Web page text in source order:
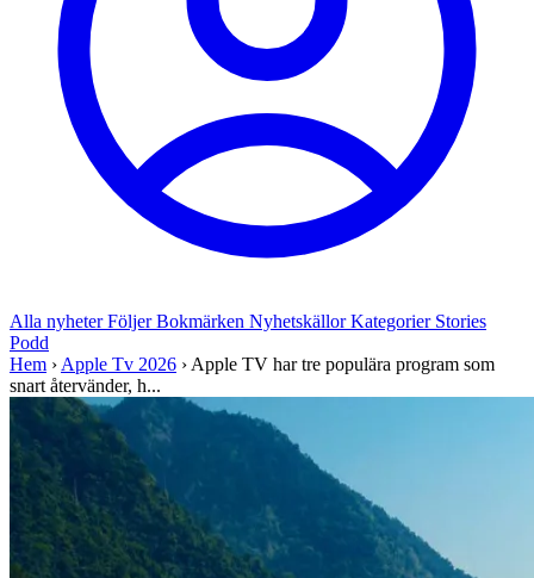
Alla nyheterFöljerBokmärken NyhetskällorKategorier Stories
Podd
Hem › Apple Tv 2026 › Apple TV har tre populära program som
snart återvänder, h...